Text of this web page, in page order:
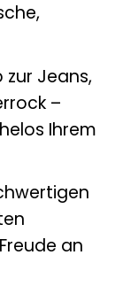
Jeans,
–
Ihrem
an